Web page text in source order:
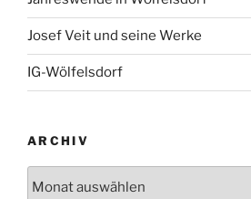
Josef Veit und seine Werke
IG-Wölfelsdorf
ARCHIV